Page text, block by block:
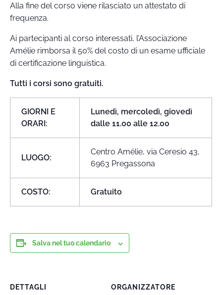
Alla fine del corso viene rilasciato un attestato di
frequenza.
Ai partecipanti al corso interessati, l’Associazione
Amélie rimborsa il 50% del costo di un esame ufficiale
di certificazione linguistica.
Tutti i corsi sono gratuiti.
GIORNI E
ORARI:
Lunedì, mercoledì, giovedì
dalle 11.00 alle 12.00
LUOGO:
Centro Amélie, via Ceresio 43,
6963 Pregassona
COSTO: Gratuito
Salva nel tuo calendario
DETTAGLI
ORGANIZZATORE